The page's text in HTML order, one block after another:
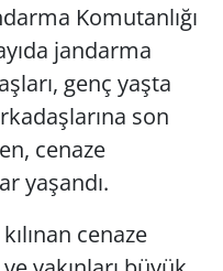
Komutanlığı
jandarma
genç yaşta
son
cenaze
yaşandı.
cenaze